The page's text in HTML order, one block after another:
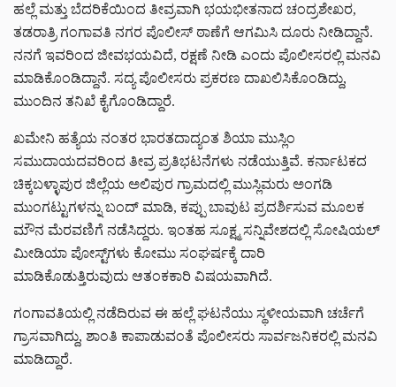
ಹಲ್ಲೆ ಮತ್ತು ಬೆದರಿಕೆಯಿಂದ ತೀವ್ರವಾಗಿ ಭಯಭೀತನಾದ ಚಂದ್ರಶೇಖರ,
ತಡರಾತ್ರಿ ಗಂಗಾವತಿ ನಗರ ಪೊಲೀಸ್ ಠಾಣೆಗೆ ಆಗಮಿಸಿ ದೂರು ನೀಡಿದ್ದಾನೆ.
ನನಗೆ ಇವರಿಂದ ಜೀವಭಯವಿದೆ, ರಕ್ಷಣೆ ನೀಡಿ ಎಂದು ಪೊಲೀಸರಲ್ಲಿ ಮನವಿ
ಮಾಡಿಕೊಂಡಿದ್ದಾನೆ. ಸದ್ಯ ಪೊಲೀಸರು ಪ್ರಕರಣ ದಾಖಲಿಸಿಕೊಂಡಿದ್ದು,
ಮುಂದಿನ ತನಿಖೆ ಕೈಗೊಂಡಿದ್ದಾರೆ.
ಖಮೇನಿ ಹತ್ಯೆಯ ನಂತರ ಭಾರತದಾದ್ಯಂತ ಶಿಯಾ ಮುಸ್ಲಿಂ
ಸಮುದಾಯದವರಿಂದ ತೀವ್ರ ಪ್ರತಿಭಟನೆಗಳು ನಡೆಯುತ್ತಿವೆ. ಕರ್ನಾಟಕದ
ಚಿಕ್ಕಬಳ್ಳಾಪುರ ಜಿಲ್ಲೆಯ ಅಲಿಪುರ ಗ್ರಾಮದಲ್ಲಿ ಮುಸ್ಲಿಮರು ಅಂಗಡಿ
ಮುಂಗಟ್ಟುಗಳನ್ನು ಬಂದ್ ಮಾಡಿ, ಕಪ್ಪು ಬಾವುಟ ಪ್ರದರ್ಶಿಸುವ ಮೂಲಕ
ಮೌನ ಮೆರವಣಿಗೆ ನಡೆಸಿದ್ದರು. ಇಂತಹ ಸೂಕ್ಷ್ಮ ಸನ್ನಿವೇಶದಲ್ಲಿ ಸೋಷಿಯಲ್
ಮೀಡಿಯಾ ಪೋಸ್ಟ್‌ಗಳು ಕೋಮು ಸಂಘರ್ಷಕ್ಕೆ ದಾರಿ
ಮಾಡಿಕೊಡುತ್ತಿರುವುದು ಆತಂಕಕಾರಿ ವಿಷಯವಾಗಿದೆ.
ಗಂಗಾವತಿಯಲ್ಲಿ ನಡೆದಿರುವ ಈ ಹಲ್ಲೆ ಘಟನೆಯು ಸ್ಥಳೀಯವಾಗಿ ಚರ್ಚೆಗೆ
ಗ್ರಾಸವಾಗಿದ್ದು, ಶಾಂತಿ ಕಾಪಾಡುವಂತೆ ಪೊಲೀಸರು ಸಾರ್ವಜನಿಕರಲ್ಲಿ ಮನವಿ
ಮಾಡಿದ್ದಾರೆ.